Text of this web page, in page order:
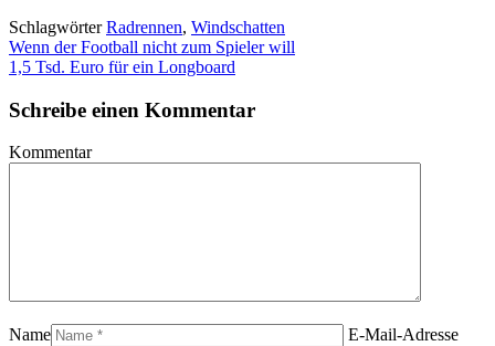
SchlagwörterRadrennen, Windschatten
Wenn der Football nicht zum Spieler will
1,5 Tsd. Euro für ein Longboard
Schreibe einen Kommentar
Kommentar
Name
E-Mail-Adresse